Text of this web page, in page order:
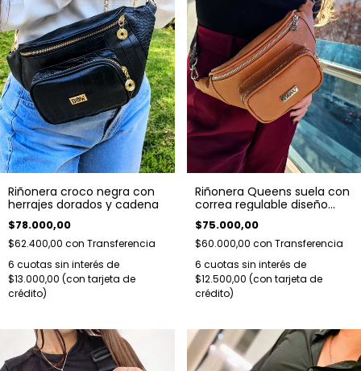
Riñonera croco negra con
herrajes dorados y cadena
$78.000,00
$62.400,00 con Transferencia
6 cuotas sin interés de
$13.000,00
Riñonera Queens suela con
correa regulable diseño
otoño. Herrajes plateados.
$75.000,00
$60.000,00 con Transferencia
6 cuotas sin interés de
$12.500,00